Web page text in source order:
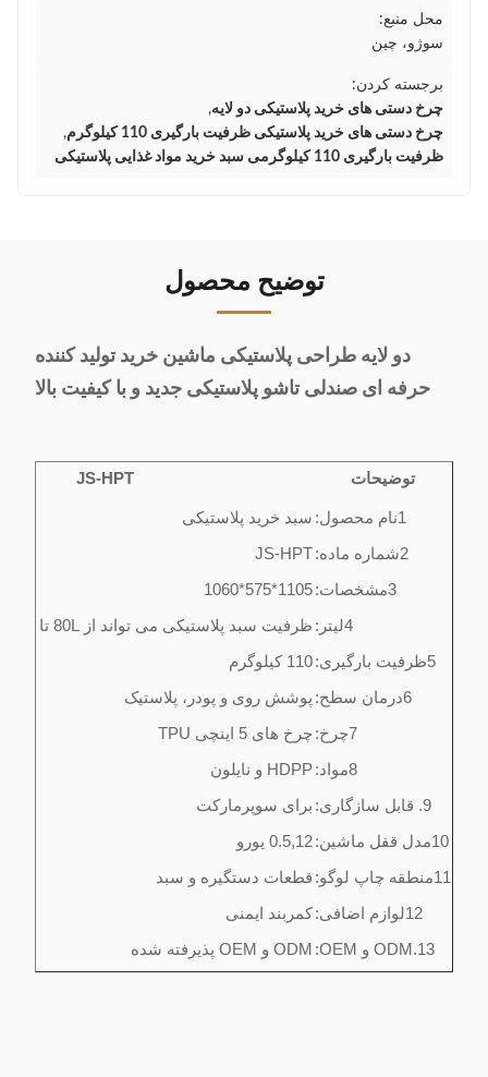
محل منبع:
سوژو، چین
برجسته کردن:
چرخ دستی های خرید پلاستیکی دو لایه,
چرخ دستی های خرید پلاستیکی ظرفیت بارگیری 110 کیلوگرم
,
ظرفیت بارگیری 110 کیلوگرمی سبد خرید مواد غذایی پلاستیکی
توضیح محصول
دو لایه طراحی پلاستیکی ماشین خرید تولید کننده
حرفه ای صندلی تاشو پلاستیکی جدید و با کیفیت بالا
توضیحات JS-HPT
1نام محصول: سبد خرید پلاستیکی
2شماره ماده: JS-HPT
3مشخصات: 1105*575*1060
4لیتر: ظرفیت سبد پلاستیکی می تواند از 80L تا 200L سفارشی شود
5ظرفیت بارگیری: 110 کيلوگرم
6درمان سطح: پوشش روی و پودر، پلاستیک
7چرخ: چرخ های 5 اینچی TPU
8مواد: HDPP و نایلون
9. قابل سازگاری: برای سوپرمارکت
10مدل قفل ماشين: 0.5,12 یورو
11منطقه چاپ لوگو: قطعات دستگیره و سبد
12لوازم اضافی: کمربند ایمنی
13.ODM و OEM: ODM و OEM پذیرفته شده